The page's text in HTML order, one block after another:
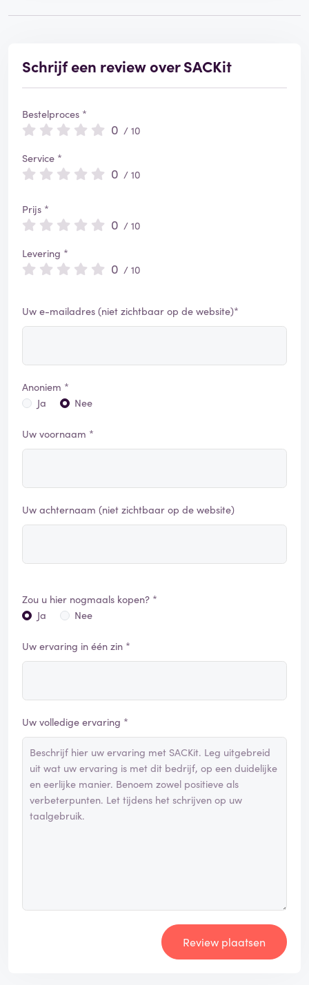
Schrijf een review over SACKit
Bestelproces *
0 / 10
Service *
0 / 10
Prijs *
0 / 10
Levering *
0 / 10
Uw e-mailadres (niet zichtbaar op de website)*
Anoniem *
Ja
Nee
Uw voornaam *
Uw achternaam (niet zichtbaar op de website)
Zou u hier nogmaals kopen? *
Ja
Nee
Uw ervaring in één zin *
Uw volledige ervaring *
Review plaatsen